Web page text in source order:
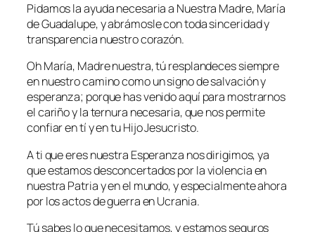
Pidamos la ayuda necesaria a Nuestra Madre, María
de Guadalupe, y abrámosle con toda sinceridad y
transparencia nuestro corazón.
Oh María, Madre nuestra, tú resplandeces siempre
en nuestro camino como un signo de salvación y
esperanza; porque has venido aquí para mostrarnos
el cariño y la ternura necesaria, que nos permite
confiar en tí y en tu Hijo Jesucristo.
A ti que eres nuestra Esperanza nos dirigimos, ya
que estamos desconcertados por la violencia en
nuestra Patria y en el mundo, y especialmente ahora
por los actos de guerra en Ucrania.
Tú sabes lo que necesitamos, y estamos seguros